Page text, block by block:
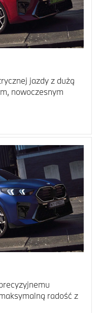
jazdy z dużą
nowoczesnym
radość z